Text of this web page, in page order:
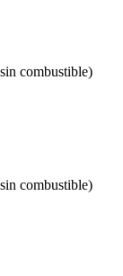
combustible)
combustible)